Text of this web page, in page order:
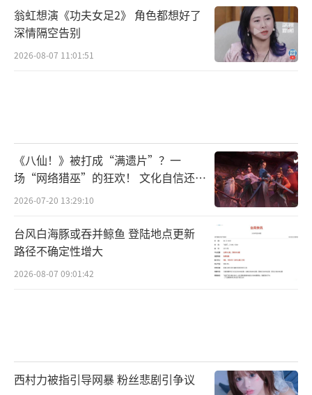
翁虹想演《功夫女足2》 角色都想好了
深情隔空告别
2026-08-07 11:01:51
《八仙！》被打成“满遗片”？一
场“网络猎巫”的狂欢！ 文化自信还是
焦虑？
2026-07-20 13:29:10
台风白海豚或吞并鲸鱼 登陆地点更新
路径不确定性增大
2026-08-07 09:01:42
西村力被指引导网暴 粉丝悲剧引争议